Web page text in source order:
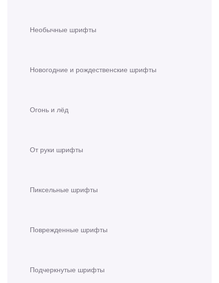
Необычные шрифты
Новогодние и рождественские шрифты
Огонь и лёд
От руки шрифты
Пиксельные шрифты
Поврежденные шрифты
Подчеркнутые шрифты